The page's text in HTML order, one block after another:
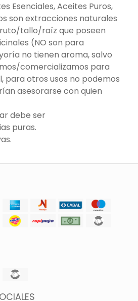
Esenciales, Aceites Puros,
son extracciones naturales
tallo/raíz que poseen
(NO son para
no tienen aroma, salvo
comercializamos para
para otros usos no podemos
asesorarse con quien
debe ser
puras.